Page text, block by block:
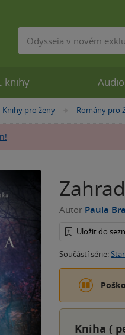
»
Knihy pro ženy »
Romány pro
Autor Paula
Uložit do
Součástí série:
Kniha (
knihy
Vyhledávání